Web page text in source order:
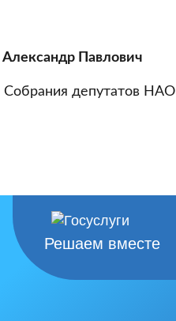
Александр Павлович
Собрания депутатов НАО
Решаем вместе